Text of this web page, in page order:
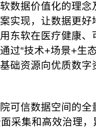
数据价值化的理
实现，让数据更
东软在医疗健康
过“技术+场景+生
础资源向优质数字
可信数据空间的
采集和高效治理